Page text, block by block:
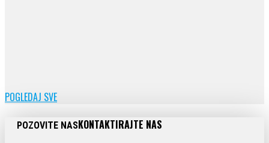
POGLEDAJ SVE
POZOVITE NASKONTAKTIRAJTE NAS